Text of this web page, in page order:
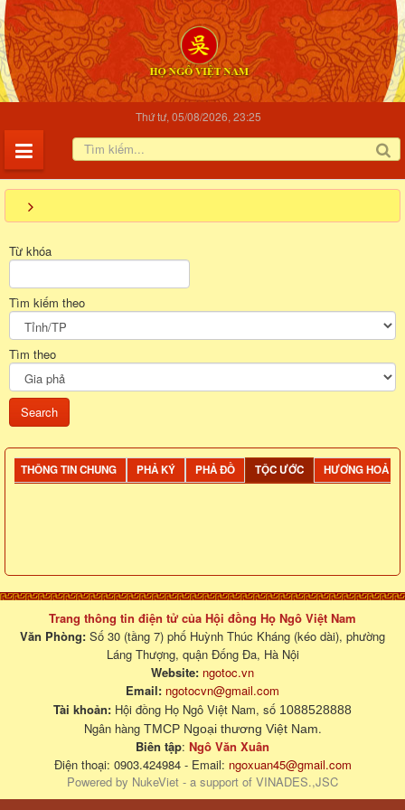
Thứ tư, 05/08/2026, 23:25
Từ khóa
Tìm kiếm theo
Tìm theo
THÔNG TIN CHUNG PHẢ KÝ PHẢ ĐỒ TỘC ƯỚC HƯƠNG HOẢ
Trang thông tin điện tử của Hội đồng Họ Ngô Việt Nam
Văn Phòng: Số 30 (tầng 7) phố Huỳnh Thúc Kháng (kéo dài), phường
Láng Thượng, quận Đống Đa, Hà Nội
Website: ngotoc.vn
Email: ngotocvn@gmail.com
Tài khoản: Hội đồng Họ Ngô Việt Nam, số 1088528888
Ngân hàng TMCP Ngoại thương Việt Nam.
Biên tập: Ngô Văn Xuân
Điện thoại: 0903.424984 - Email: ngoxuan45@gmail.com
Powered by NukeViet - a support of VINADES.,JSC